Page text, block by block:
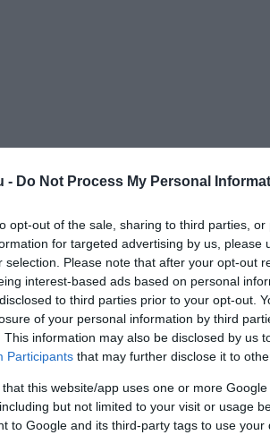
- Do Not Process My Personal
opt-out of the sale, sharing to third parties,
for targeted advertising by us, please
selection. Please note that after your opt-out
interest-based ads based on personal
to third parties prior to your opt-out.
of your personal information by third
This information may also be disclosed by us
Participants that may further disclose it to
that this website/app uses one or more
but not limited to your visit or usage
to Google and its third-party tags to use